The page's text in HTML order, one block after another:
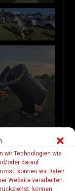
wir Technologien wie
oder darauf
können wir Daten
Website verarbeiten.
können